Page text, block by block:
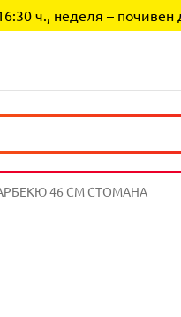
ч., неделя – почивен
46 СМ СТОМАНА